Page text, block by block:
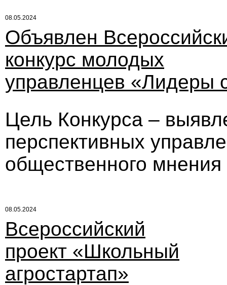
08.05.2024
Объявлен
конкурс молодых
управленцев «Лидеры
Цель Конкурса –
перспективных
общественного мнения
08.05.2024
Всероссийский
проект «Школьный
агростартап»